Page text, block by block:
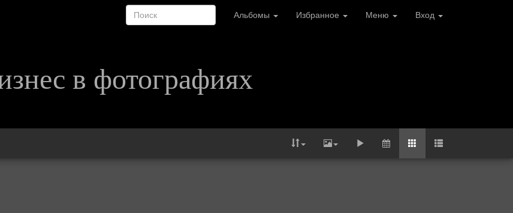
Альбомы Избранное Меню Вход
в фотографиях